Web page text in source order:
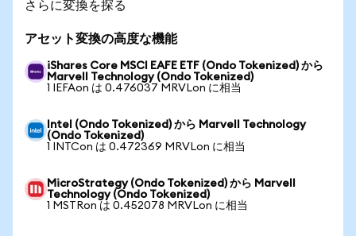
さらに変換を探る
アセット変換の高度な機能
iShares Core MSCI EAFE ETF (Ondo Tokenized) から
Marvell Technology (Ondo Tokenized)
1 IEFAon は 0.476037 MRVLon に相当
Intel (Ondo Tokenized) から Marvell Technology
(Ondo Tokenized)
1 INTCon は 0.472369 MRVLon に相当
MicroStrategy (Ondo Tokenized) から Marvell
Technology (Ondo Tokenized)
1 MSTRon は 0.452078 MRVLon に相当